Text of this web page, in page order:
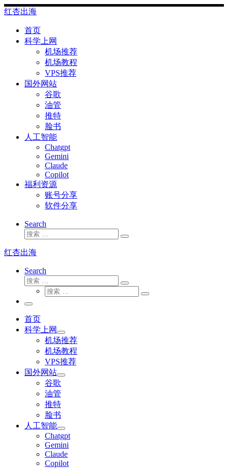
Skip
to
content
红杏出海
首页
科学上网
机场推荐
机场教程
VPS推荐
国外网站
谷歌
油管
推特
脸书
人工智能
Chatgpt
‎Gemini
Claude
Copilot
福利资源
账号分享
软件分享
Search
搜
搜
红杏出海
Search
搜
搜
索
搜
搜
主
菜
单
首页
科学上网
机场推荐
机场教程
VPS推荐
国外网站
谷歌
油管
推特
脸书
人工智能
Chatgpt
‎Gemini
Claude
Copilot